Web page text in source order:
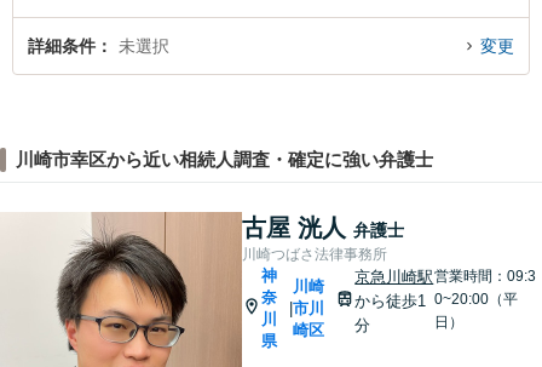
詳細条件 未選択 変更
川崎市幸区から近い相続人調査・確定に強い弁護士
古屋 洸人 弁護士
川崎つばさ法律事務所
神
奈
川
県
|
川崎
市川
崎区
京急川崎駅
から徒歩1
分
営業時間：09:3
0~20:00（平
日）